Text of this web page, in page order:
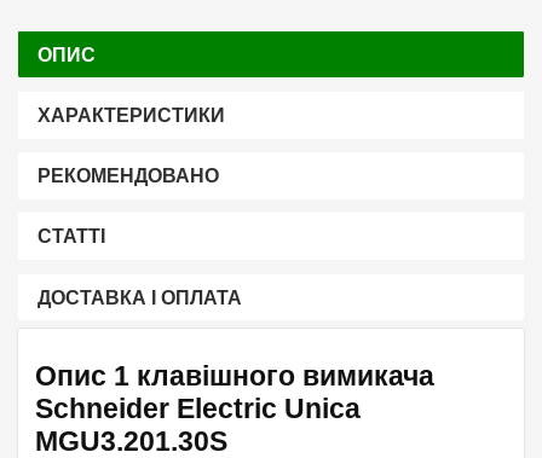
ОПИС
ХАРАКТЕРИСТИКИ
РЕКОМЕНДОВАНО
СТАТТІ
ДОСТАВКА І ОПЛАТА
Опис 1 клавішного вимикача
Schneider Electric Unica
MGU3.201.30S